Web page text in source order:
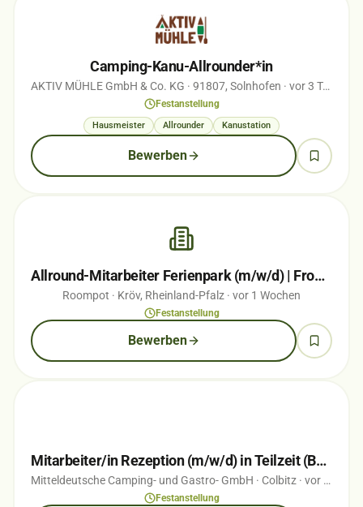
Camping-Kanu-Allrounder*in
AKTIV MÜHLE GmbH & Co. KG · 91807, Solnhofen · vor 3 Tagen
Festanstellung
Hausmeister Allrounder Kanustation
Bewerben
Allround-Mitarbeiter Ferienpark (m/w/d) | Front Office, Gastronomie & Freizeit…
Roompot · Kröv, Rheinland-Pfalz · vor 1 Wochen
Festanstellung
Bewerben
Mitarbeiter/in Rezeption (m/w/d) in Teilzeit (Bürogehilf(e/in))
Mitteldeutsche Camping- und Gastro- GmbH · Colbitz · vor 1 Wochen
Festanstellung